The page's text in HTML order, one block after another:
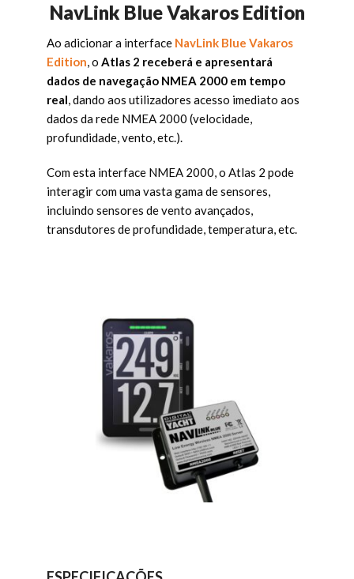
NavLink Blue Vakaros Edition
Ao adicionar a interface NavLink Blue Vakaros
Edition, o Atlas 2 receberá e apresentará
dados de navegação NMEA 2000 em tempo
real, dando aos utilizadores acesso imediato aos
dados da rede NMEA 2000 (velocidade,
profundidade, vento, etc.).
Com esta interface NMEA 2000, o Atlas 2 pode
interagir com uma vasta gama de sensores,
incluindo sensores de vento avançados,
transdutores de profundidade, temperatura, etc.